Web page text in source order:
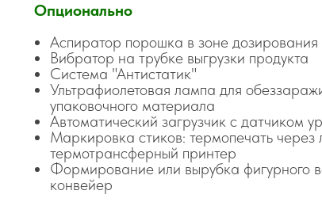
Опционально
Аспиратор порошка в зоне
Вибратор на трубке выгрузки продукта
Система "Антистатик"
Ультрафиолетовая лампа для
упаковочного материала
Автоматический загрузчик с датчиком
Маркировка стиков: термопечать через
термотрансферный принтер
Формирование или вырубка фигурного
конвейер